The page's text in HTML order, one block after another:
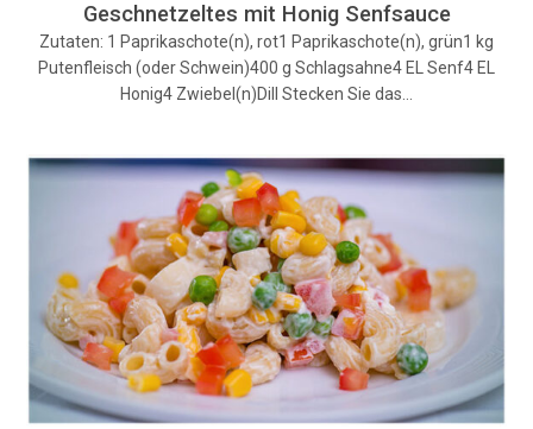
Geschnetzeltes mit Honig Senfsauce
Zutaten: 1 Paprikaschote(n), rot1 Paprikaschote(n), grün1 kg
Putenfleisch (oder Schwein)400 g Schlagsahne4 EL Senf4 EL
Honig4 Zwiebel(n)Dill Stecken Sie das…